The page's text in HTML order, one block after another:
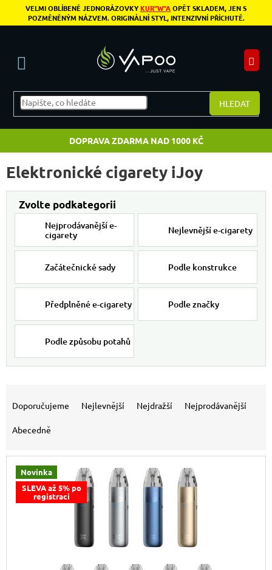
Přejít na obsah
VELMI OBLÍBENÉ JEDNORÁZOVKYKUR"W"AOPĚT SKLADEM, JEN S
POZMĚNĚNÝM NÁZVEM. ORIGINÁLNÍ STYL, INTENZIVNÍ PŘÍCHUTĚ.
HLEDAT
DOPRAVA ZDARMA NAD 1000 KČ
Elektronické cigarety iJoy
Nejprodávanější e-
cigarety
Nejlevnější e-cigarety
Začátečnické sady Podle konstrukce
Předplněné e-cigarety Podle značky
Podle způsobu potahů
Doporučujeme Nejlevnější Nejdražší Nejprodávanější
Abecedně
Novinka
SLEVA až 5% po
registraci